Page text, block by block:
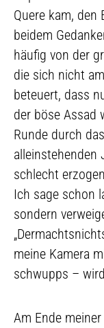
Quere kam, den
beidem
häufig von der
die sich nicht
beteuert, dass
der böse Assad
Runde durch
alleinstehenden
schlecht
Ich sage schon
sondern
meine Kamera
schwupps –
Am Ende